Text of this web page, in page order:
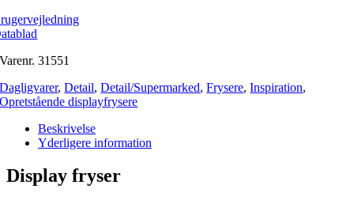
Varenr.31551
Dagligvarer,Detail,Detail/Supermarked,Frysere,Inspiration,
Opretstående displayfrysere
Beskrivelse
Yderligere information
Display fryser